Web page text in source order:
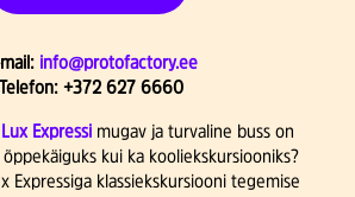
info@protofactory.ee
Telefon: +372 627 6660
Lux Expressimugav ja turvaline buss on
kui ka kooliekskursiooniks?
Expressiga klassiekskursiooni tegemise